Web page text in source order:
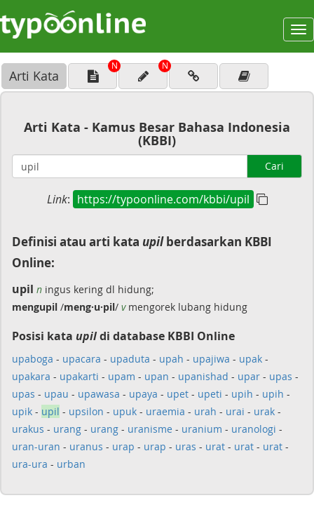
Arti Kata
N N
Arti Kata - Kamus Besar Bahasa Indonesia
(KBBI)
Cari
Link: https://typoonline.com/kbbi/upil
Definisi atau arti kata upilberdasarkan KBBI
Online:
upil n ingus kering dl hidung;
mengupil /meng·u·pil/ vmengorek lubang hidung
Posisi kata upildi database KBBI Online
upaboga - upacara - upaduta - upah - upajiwa - upak -
upakara - upakarti - upam - upan - upanishad - upar - upas -
upas - upau - upawasa - upaya - upet - upeti - upih - upih -
upik - upil - upsilon - upuk - uraemia - urah - urai - urak -
urakus - urang - urang - uranisme - uranium - uranologi -
uran-uran - uranus - urap - urap - uras - urat - urat - urat -
ura-ura - urban